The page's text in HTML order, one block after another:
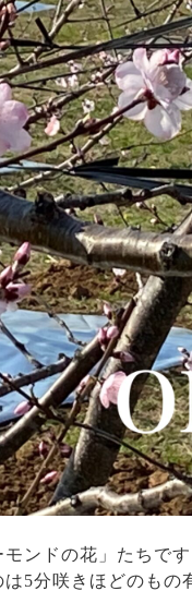
ンドの花」たちです
5分咲きほどのも